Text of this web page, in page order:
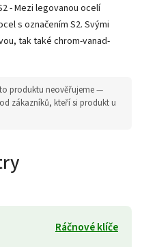
- Mezi legovanou ocelí
s označením S2. Svými
tak také chrom-vanad-
produktu neověřujeme —
zákazníků, kteří si produkt u
Ráčnové klíče